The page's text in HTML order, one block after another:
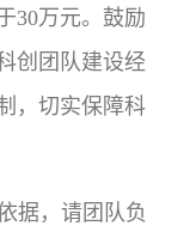
30万元。鼓励
创团队建设经
，切实保障科
据，请团队负